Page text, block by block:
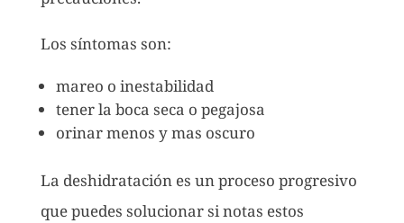
Los síntomas son:
mareo o inestabilidad
tener la boca seca o pegajosa
orinar menos y mas oscuro
La deshidratación es un proceso progresivo
que puedes solucionar si notas estos